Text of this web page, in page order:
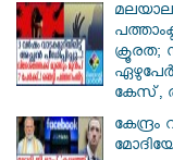
ക്രൂരത;
കേസ്,
കേന്ദ്രം